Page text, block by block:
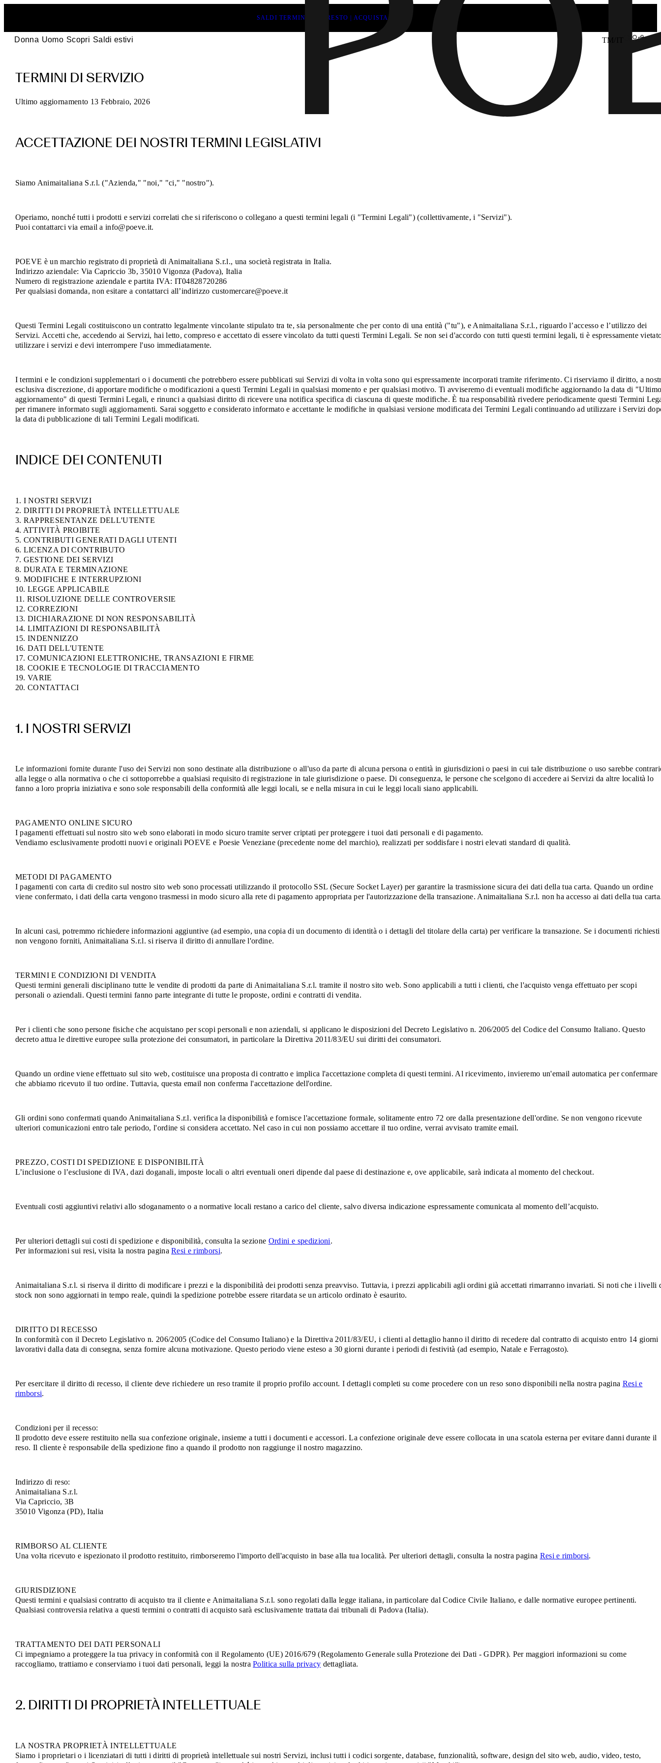
SALDI TERMINANO PRESTO | ACQUISTA ORA
Donna Uomo Scopri Saldi estivi TM/IT
Termini
di
servizio
POEVE
per
gli
acquisti
online
TERMINI DI SERVIZIO
Ultimo aggiornamento 13 Febbraio, 2026
ACCETTAZIONE DEI NOSTRI TERMINI LEGISLATIVI
Siamo Animaitaliana S.r.l. ("Azienda," "noi," "ci," "nostro").
Operiamo, nonché tutti i prodotti e servizi correlati che si riferiscono o collegano a questi termini legali (i "Termini Legali") (collettivamente, i "Servizi").
Puoi contattarci via email a info@poeve.it.
POEVE è un marchio registrato di proprietà di Animaitaliana S.r.l., una società registrata in Italia.
Indirizzo aziendale: Via Capriccio 3b, 35010 Vigonza (Padova), Italia
Numero di registrazione aziendale e partita IVA: IT04828720286
Per qualsiasi domanda, non esitare a contattarci all’indirizzo customercare@poeve.it
Questi Termini Legali costituiscono un contratto legalmente vincolante stipulato tra te, sia personalmente che per conto di una entità ("tu"), e Animaitaliana S.r.l., riguardo l’accesso e l’utilizzo dei
Servizi. Accetti che, accedendo ai Servizi, hai letto, compreso e accettato di essere vincolato da tutti questi Termini Legali. Se non sei d'accordo con tutti questi termini legali, ti è espressamente
utilizzare i servizi e devi interrompere l'uso immediatamente.
I termini e le condizioni supplementari o i documenti che potrebbero essere pubblicati sui Servizi di volta in volta sono qui espressamente incorporati tramite riferimento. Ci riserviamo il diritto, a
esclusiva discrezione, di apportare modifiche o modificazioni a questi Termini Legali in qualsiasi momento e per qualsiasi motivo. Ti avviseremo di eventuali modifiche aggiornando la data di
aggiornamento" di questi Termini Legali, e rinunci a qualsiasi diritto di ricevere una notifica specifica di ciascuna di queste modifiche. È tua responsabilità rivedere periodicamente questi Termini
per rimanere informato sugli aggiornamenti. Sarai soggetto e considerato informato e accettante le modifiche in qualsiasi versione modificata dei Termini Legali continuando ad utilizzare i Servizi
la data di pubblicazione di tali Termini Legali modificati.
INDICE DEI CONTENUTI
1. I NOSTRI SERVIZI
2. DIRITTI DI PROPRIETÀ INTELLETTUALE
3. RAPPRESENTANZE DELL'UTENTE
4. ATTIVITÀ PROIBITE
5. CONTRIBUTI GENERATI DAGLI UTENTI
6. LICENZA DI CONTRIBUTO
7. GESTIONE DEI SERVIZI
8. DURATA E TERMINAZIONE
9. MODIFICHE E INTERRUPZIONI
10. LEGGE APPLICABILE
11. RISOLUZIONE DELLE CONTROVERSIE
12. CORREZIONI
13. DICHIARAZIONE DI NON RESPONSABILITÀ
14. LIMITAZIONI DI RESPONSABILITÀ
15. INDENNIZZO
16. DATI DELL'UTENTE
17. COMUNICAZIONI ELETTRONICHE, TRANSAZIONI E FIRME
18. COOKIE E TECNOLOGIE DI TRACCIAMENTO
19. VARIE
20. CONTATTACI
1. I NOSTRI SERVIZI
Le informazioni fornite durante l'uso dei Servizi non sono destinate alla distribuzione o all'uso da parte di alcuna persona o entità in giurisdizioni o paesi in cui tale distribuzione o uso sarebbe
alla legge o alla normativa o che ci sottoporrebbe a qualsiasi requisito di registrazione in tale giurisdizione o paese. Di conseguenza, le persone che scelgono di accedere ai Servizi da altre località lo
fanno a loro propria iniziativa e sono sole responsabili della conformità alle leggi locali, se e nella misura in cui le leggi locali siano applicabili.
PAGAMENTO ONLINE SICURO
I pagamenti effettuati sul nostro sito web sono elaborati in modo sicuro tramite server criptati per proteggere i tuoi dati personali e di pagamento.
Vendiamo esclusivamente prodotti nuovi e originali POEVE e Poesie Veneziane (precedente nome del marchio), realizzati per soddisfare i nostri elevati standard di qualità.
METODI DI PAGAMENTO
I pagamenti con carta di credito sul nostro sito web sono processati utilizzando il protocollo SSL (Secure Socket Layer) per garantire la trasmissione sicura dei dati della tua carta. Quando un ordine
viene confermato, i dati della carta vengono trasmessi in modo sicuro alla rete di pagamento appropriata per l'autorizzazione della transazione. Animaitaliana S.r.l. non ha accesso ai dati della tua
In alcuni casi, potremmo richiedere informazioni aggiuntive (ad esempio, una copia di un documento di identità o i dettagli del titolare della carta) per verificare la transazione. Se i documenti richiesti
non vengono forniti, Animaitaliana S.r.l. si riserva il diritto di annullare l'ordine.
TERMINI E CONDIZIONI DI VENDITA
Questi termini generali disciplinano tutte le vendite di prodotti da parte di Animaitaliana S.r.l. tramite il nostro sito web. Sono applicabili a tutti i clienti, che l'acquisto venga effettuato per scopi
personali o aziendali. Questi termini fanno parte integrante di tutte le proposte, ordini e contratti di vendita.
Per i clienti che sono persone fisiche che acquistano per scopi personali e non aziendali, si applicano le disposizioni del Decreto Legislativo n. 206/2005 del Codice del Consumo Italiano. Questo
decreto attua le direttive europee sulla protezione dei consumatori, in particolare la Direttiva 2011/83/EU sui diritti dei consumatori.
Quando un ordine viene effettuato sul sito web, costituisce una proposta di contratto e implica l'accettazione completa di questi termini. Al ricevimento, invieremo un'email automatica per confermare
che abbiamo ricevuto il tuo ordine. Tuttavia, questa email non conferma l'accettazione dell'ordine.
Gli ordini sono confermati quando Animaitaliana S.r.l. verifica la disponibilità e fornisce l'accettazione formale, solitamente entro 72 ore dalla presentazione dell'ordine. Se non vengono ricevute
ulteriori comunicazioni entro tale periodo, l'ordine si considera accettato. Nel caso in cui non possiamo accettare il tuo ordine, verrai avvisato tramite email.
PREZZO, COSTI DI SPEDIZIONE E DISPONIBILITÀ
L’inclusione o l’esclusione di IVA, dazi doganali, imposte locali o altri eventuali oneri dipende dal paese di destinazione e, ove applicabile, sarà indicata al momento del checkout.
Eventuali costi aggiuntivi relativi allo sdoganamento o a normative locali restano a carico del cliente, salvo diversa indicazione espressamente comunicata al momento dell’acquisto.
Per ulteriori dettagli sui costi di spedizione e disponibilità, consulta la sezione Ordini e spedizioni.
Per informazioni sui resi, visita la nostra paginaResi e rimborsi.
Animaitaliana S.r.l. si riserva il diritto di modificare i prezzi e la disponibilità dei prodotti senza preavviso. Tuttavia, i prezzi applicabili agli ordini già accettati rimarranno invariati. Si noti che i livelli
stock non sono aggiornati in tempo reale, quindi la spedizione potrebbe essere ritardata se un articolo ordinato è esaurito.
DIRITTO DI RECESSO
In conformità con il Decreto Legislativo n. 206/2005 (Codice del Consumo Italiano) e la Direttiva 2011/83/EU, i clienti al dettaglio hanno il diritto di recedere dal contratto di acquisto entro 14 giorni
lavorativi dalla data di consegna, senza fornire alcuna motivazione. Questo periodo viene esteso a 30 giorni durante i periodi di festività (ad esempio, Natale e Ferragosto).
Per esercitare il diritto di recesso, il cliente deve richiedere un reso tramite il proprio profilo account. I dettagli completi su come procedere con un reso sono disponibili nella nostra pagina Resi e
rimborsi.
Condizioni per il recesso:
Il prodotto deve essere restituito nella sua confezione originale, insieme a tutti i documenti e accessori. La confezione originale deve essere collocata in una scatola esterna per evitare danni durante il
reso. Il cliente è responsabile della spedizione fino a quando il prodotto non raggiunge il nostro magazzino.
Indirizzo di reso:
Animaitaliana S.r.l.
Via Capriccio, 3B
35010 Vigonza (PD), Italia
RIMBORSO AL CLIENTE
Una volta ricevuto e ispezionato il prodotto restituito, rimborseremo l'importo dell'acquisto in base alla tua località. Per ulteriori dettagli, consulta la nostra pagina Resi e rimborsi.
GIURISDIZIONE
Questi termini e qualsiasi contratto di acquisto tra il cliente e Animaitaliana S.r.l. sono regolati dalla legge italiana, in particolare dal Codice Civile Italiano, e dalle normative europee pertinenti.
Qualsiasi controversia relativa a questi termini o contratti di acquisto sarà esclusivamente trattata dai tribunali di Padova (Italia).
TRATTAMENTO DEI DATI PERSONALI
Ci impegniamo a proteggere la tua privacy in conformità con il Regolamento (UE) 2016/679 (Regolamento Generale sulla Protezione dei Dati - GDPR). Per maggiori informazioni su come
raccogliamo, trattiamo e conserviamo i tuoi dati personali, leggi la nostraPolitica sulla privacy dettagliata.
2. DIRITTI DI PROPRIETÀ INTELLETTUALE
LA NOSTRA PROPRIETÀ INTELLETTUALE
Siamo i proprietari o i licenziatari di tutti i diritti di proprietà intellettuale sui nostri Servizi, inclusi tutti i codici sorgente, database, funzionalità, software, design del sito web, audio, video, testo,